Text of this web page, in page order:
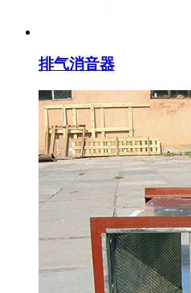
排气消音器